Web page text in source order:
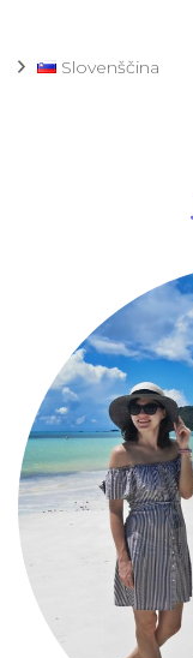
Slovenščina